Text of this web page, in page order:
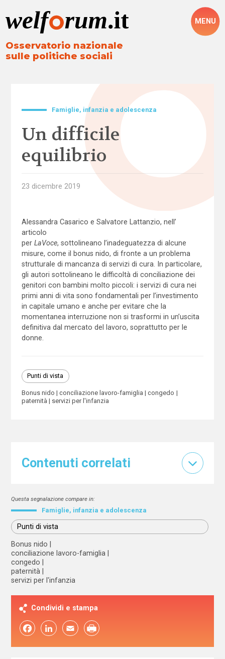
Osservatorio nazionale
sulle politiche sociali
MENU
Famiglie, infanzia e adolescenza
Un difficile
equilibrio
23 dicembre 2019
Alessandra Casarico e Salvatore Lattanzio, nell’
articolo
per LaVoce, sottolineano l’inadeguatezza di alcune
misure, come il bonus nido, di fronte a un problema
strutturale di mancanza di servizi di cura. In particolare,
gli autori sottolineano le difficoltà di conciliazione dei
genitori con bambini molto piccoli: i servizi di cura nei
primi anni di vita sono fondamentali per l’investimento
in capitale umano e anche per evitare che la
momentanea interruzione non si trasformi in un’uscita
definitiva dal mercato del lavoro, soprattutto per le
donne.
Punti di vista
Bonus nido conciliazione lavoro-famiglia
congedo
paternità
servizi per l'infanzia
Contenuti correlati
Questa segnalazione compare in:
Famiglie, infanzia e adolescenza
Punti di vista
Bonus nido
conciliazione lavoro-famiglia
congedo
paternità
servizi per l'infanzia
Condividi e stampa
FacebookLinkedIn Email